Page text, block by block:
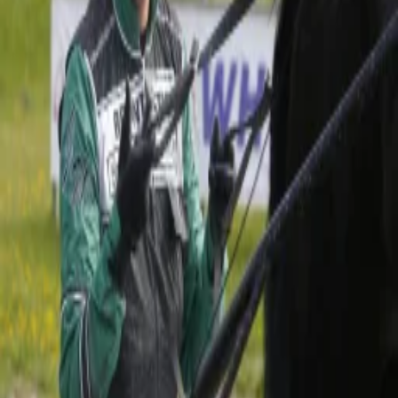
V4 Gävle
V4 Gävle
Travtips
V4-tips: Westholms märr spurtar bäst
12 SEPTEMBER KL. 02:00V4
Cookiepolicy
Integritetspolicy
Om oss
Kundtjänst
Prenumerationsvillkor
Verifierings- och faktagranskningspolicy
Redaktionell policy
Hantera datainställningar
Partners